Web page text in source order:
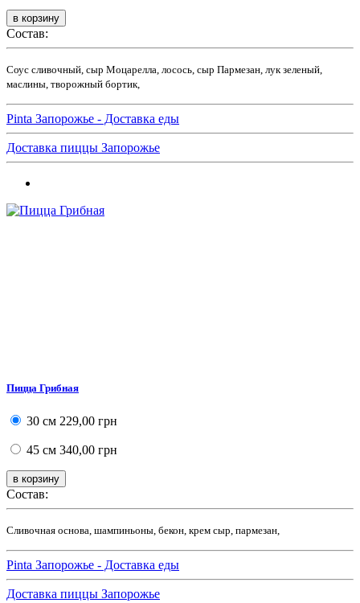
Состав:
Соус сливочный, сыр Моцарелла, лосось, сыр Пармезан, лук зеленый,
маслины, творожный бортик,
Pinta Запорожье - Доставка еды
Доставка пиццы Запорожье
Пицца Грибная
30 см 229,00 грн
45 см 340,00 грн
Состав:
Сливочная основа, шампиньоны, бекон, крем сыр, пармезан,
Pinta Запорожье - Доставка еды
Доставка пиццы Запорожье